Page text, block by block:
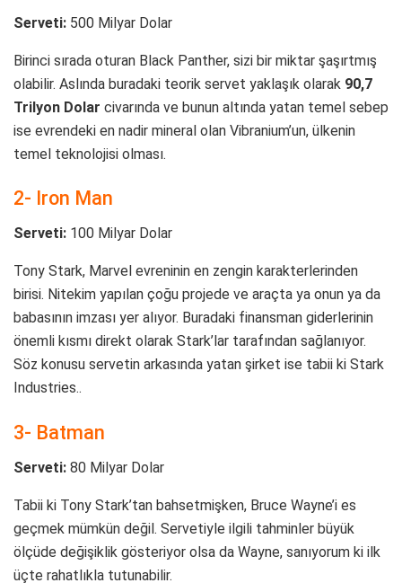
Serveti: 500 Milyar Dolar
Birinci sırada oturan Black Panther, sizi bir miktar şaşırtmış
olabilir. Aslında buradaki teorik servet yaklaşık olarak 90,7
Trilyon Dolar civarında ve bunun altında yatan temel sebep
ise evrendeki en nadir mineral olan Vibranium’un, ülkenin
temel teknolojisi olması.
2- Iron Man
Serveti: 100 Milyar Dolar
Tony Stark, Marvel evreninin en zengin karakterlerinden
birisi. Nitekim yapılan çoğu projede ve araçta ya onun ya da
babasının imzası yer alıyor. Buradaki finansman giderlerinin
önemli kısmı direkt olarak Stark’lar tarafından sağlanıyor.
Söz konusu servetin arkasında yatan şirket ise tabii ki Stark
Industries..
3- Batman
Serveti: 80 Milyar Dolar
Tabii ki Tony Stark’tan bahsetmişken, Bruce Wayne’i es
geçmek mümkün değil. Servetiyle ilgili tahminler büyük
ölçüde değişiklik gösteriyor olsa da Wayne, sanıyorum ki ilk
üçte rahatlıkla tutunabilir.